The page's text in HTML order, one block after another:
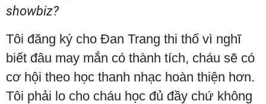
showbiz?
Tôi đăng ký cho Đan Trang thi thố vì nghĩ
biết đâu may mắn có thành tích, cháu sẽ có
cơ hội theo học thanh nhạc hoàn thiện hơn.
Tôi phải lo cho cháu học đủ đầy chứ không